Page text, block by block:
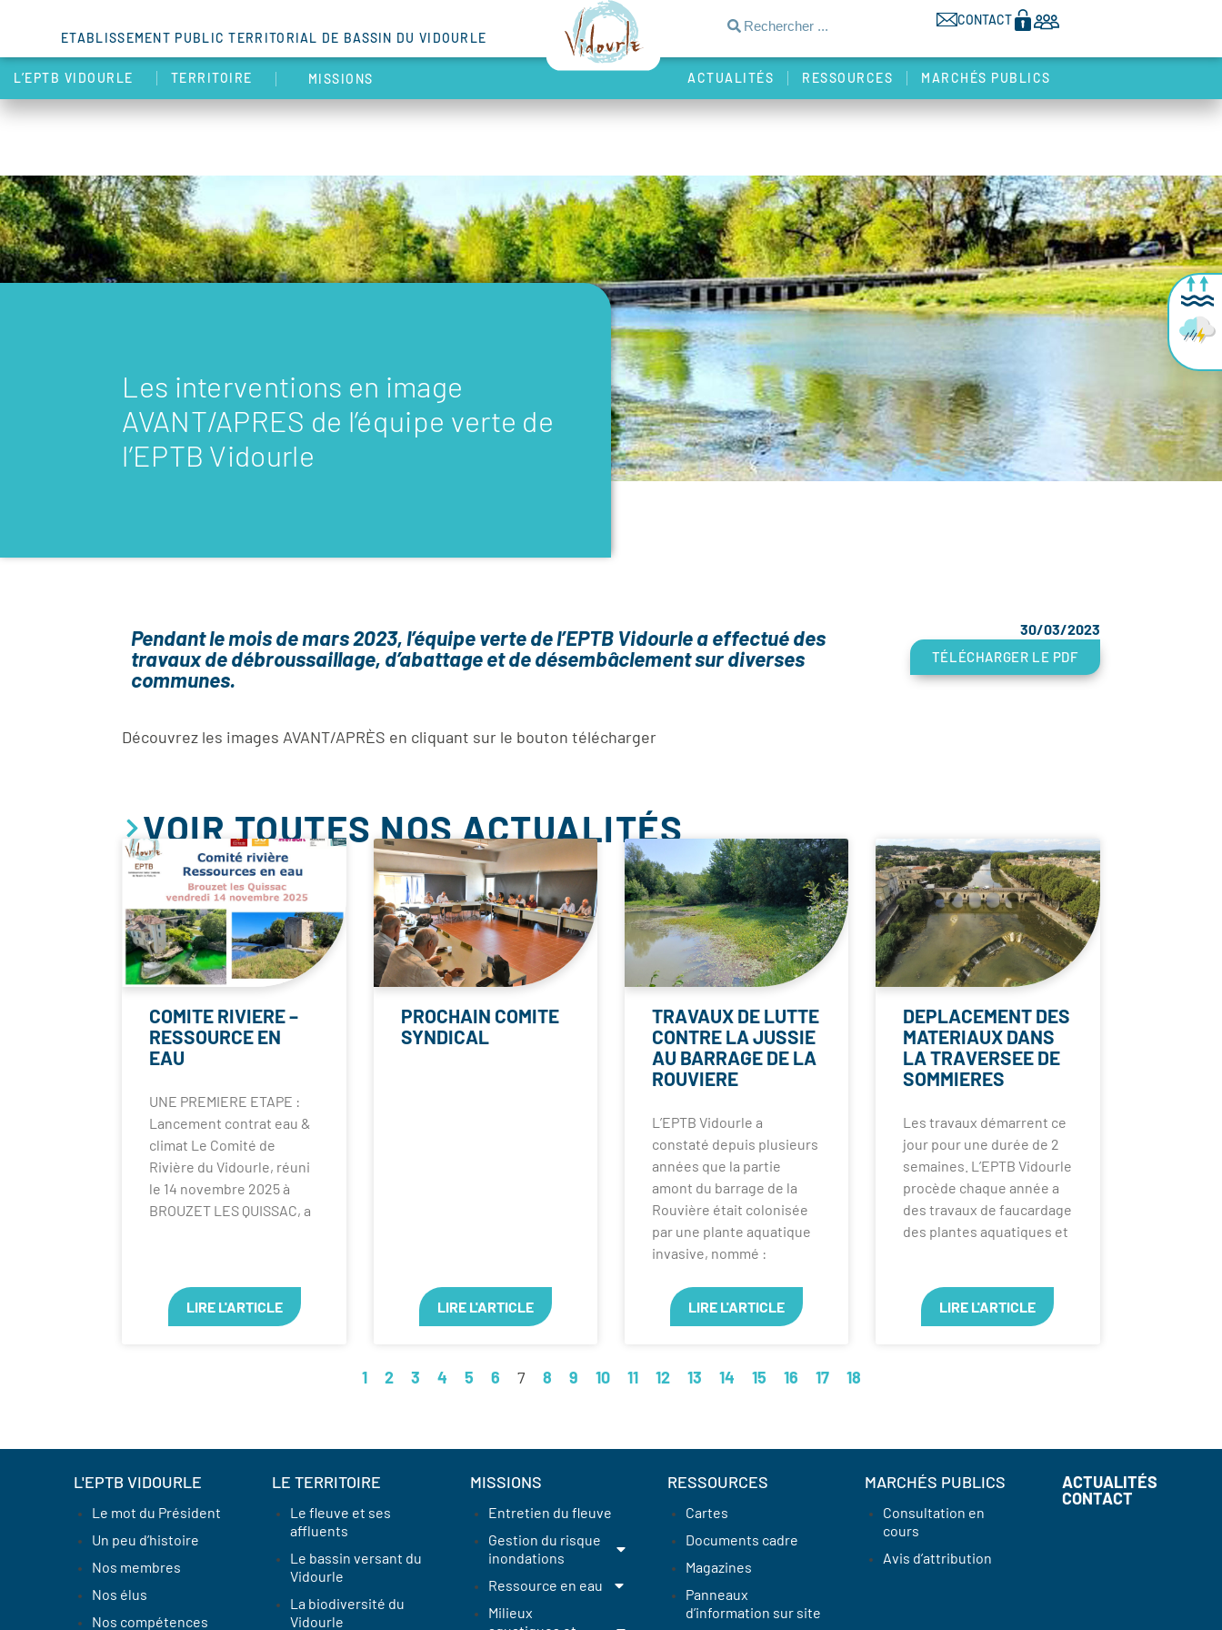
ETABLISSEMENT PUBLIC TERRITORIAL DE BASSIN DU VIDOURLE
CONTACT
L’EPTB VIDOURLE TERRITOIRE MISSIONS ACTUALITÉS RESSOURCES MARCHÉS PUBLICS
Les interventions en image
AVANT/APRES de l’équipe verte de
l’EPTB Vidourle
Pendant le mois de mars 2023, l’équipe verte de l’EPTB Vidourle a effectué des
travaux de débroussaillage, d’abattage et de désembâclement sur diverses
communes.
30/03/2023
TÉLÉCHARGER LE PDF
Découvrez les images AVANT/APRÈS en cliquant sur le bouton télécharger
VOIR TOUTES NOS ACTUALITÉS
COMITE RIVIERE –
RESSOURCE EN
EAU
UNE PREMIERE ETAPE :
Lancement contrat eau &
climat Le Comité de
Rivière du Vidourle, réuni
le 14 novembre 2025 à
BROUZET LES QUISSAC, a
LIRE L'ARTICLE
PROCHAIN COMITE
SYNDICAL
LIRE L'ARTICLE
TRAVAUX DE LUTTE
CONTRE LA JUSSIE
AU BARRAGE DE LA
ROUVIERE
L’EPTB Vidourle a
constaté depuis plusieurs
années que la partie
amont du barrage de la
Rouvière était colonisée
par une plante aquatique
invasive, nommé :
LIRE L'ARTICLE
DEPLACEMENT DES
MATERIAUX DANS
LA TRAVERSEE DE
SOMMIERES
Les travaux démarrent ce
jour pour une durée de 2
semaines. L’EPTB Vidourle
procède chaque année a
des travaux de faucardage
des plantes aquatiques et
LIRE L'ARTICLE
1 2 3 4 5 6 7 8 9 10 11 12 13 14 15 16 17 18
L'EPTB VIDOURLE
Le mot du Président
Un peu d’histoire
Nos membres
Nos élus
Nos compétences
LE TERRITOIRE
Le fleuve et ses
affluents
Le bassin versant du
Vidourle
La biodiversité du
Vidourle
MISSIONS
Entretien du fleuve
Gestion du risque
inondations
Ressource en eau
Milieux
RESSOURCES
Cartes
Documents cadre
Magazines
Panneaux
d’information sur site
MARCHÉS PUBLICS
Consultation en
cours
Avis d’attribution
ACTUALITÉS
CONTACT